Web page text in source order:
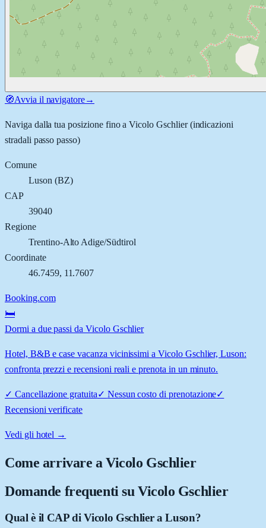
🧭Avvia il navigatore→
Naviga dalla tua posizione fino aVicolo Gschlier(indicazioni
stradali passo passo)
Comune
Luson (BZ)
CAP
39040
Regione
Trentino-Alto Adige/Südtirol
Coordinate
46.7459, 11.7607
Booking.com
🛏️
Dormi a due passi da Vicolo Gschlier
Hotel, B&B e case vacanza vicinissimi a Vicolo Gschlier, Luson:
confronta prezzi e recensioni reali e prenota in un minuto.
✓ Cancellazione gratuita✓ Nessun costo di prenotazione✓
Recensioni verificate
Vedi gli hotel →
Come arrivare aVicolo Gschlier
Domande frequenti su Vicolo Gschlier
Qual è il CAP di Vicolo Gschlier a Luson?